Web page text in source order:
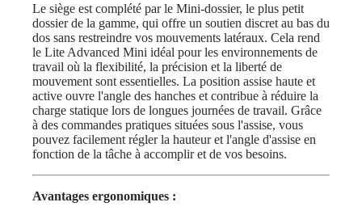
Le siège est complété par le Mini-dossier, le plus petit
dossier de la gamme, qui offre un soutien discret au bas du
dos sans restreindre vos mouvements latéraux. Cela rend
le Lite Advanced Mini idéal pour les environnements de
travail où la flexibilité, la précision et la liberté de
mouvement sont essentielles. La position assise haute et
active ouvre l'angle des hanches et contribue à réduire la
charge statique lors de longues journées de travail. Grâce
à des commandes pratiques situées sous l'assise, vous
pouvez facilement régler la hauteur et l'angle d'assise en
fonction de la tâche à accomplir et de vos besoins.
Avantages ergonomiques :